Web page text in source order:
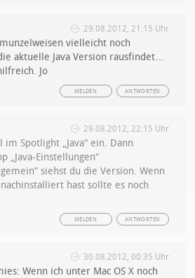
29.08.2012, 21:15 Uhr
vielleicht noch
aktuelle Java Version rausfindet…
Jo
ANTWORTEN
MELDEN
29.08.2012, 22:15 Uhr
Spotlight „Java“ ein. Dann
„Java-Einstellungen“
siehst du die Version. Wenn
hast sollte es noch
ANTWORTEN
MELDEN
30.08.2012, 00:35 Uhr
Wenn ich unter Mac OS X noch